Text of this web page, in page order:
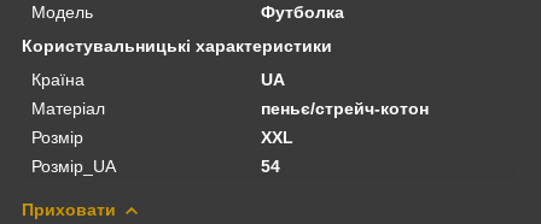
Модель
Футболка
Користувальницькі характеристики
Країна
UA
Матеріал
пеньє/стрейч-котон
Розмір
XXL
Розмір_UA
54
Приховати